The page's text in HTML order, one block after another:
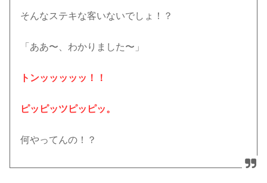
そんなステキな客いないでしょ！？
「ああ〜、わかりました〜」
トンッッッッッ！！
ピッピッツピッピッ。
何やってんの！？